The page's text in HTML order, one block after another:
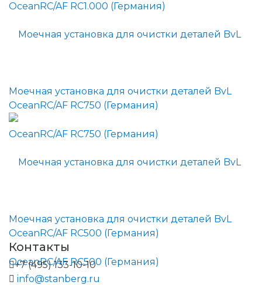
Моечная установка для очистки деталей BvL
OceanRC/AF RC750 (Германия)
Моечная установка для очистки деталей BvL
OceanRC/AF RC500 (Германия)
Контакты
+7 (495) 133-10-10
info@stanberg.ru